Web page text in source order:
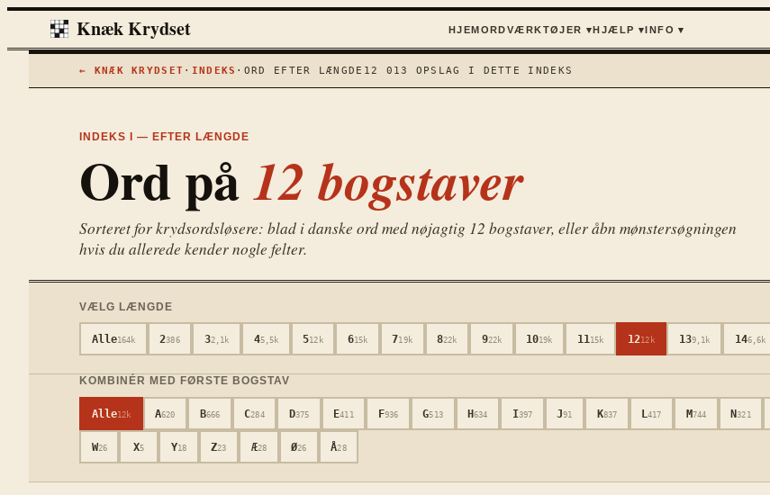
Knæk Krydset HJEM ORDVÆRKTØJER ▾ HJÆLP ▾ INFO ▾
← KNÆK KRYDSET · INDEKS · ORD EFTER LÆNGDE 12 013 OPSLAG I DETTE INDEKS
INDEKS I — EFTER LÆNGDE
Ord på12 bogstaver
Sorteret for krydsordsløsere: blad i danske ord med nøjagtig 12 bogstaver, eller åbn mønstersøgningen
hvis du allerede kender nogle felter.
VÆLG LÆNGDE
Alle164k 2386 32,1k 45,5k 512k 615k 719k 822k 922k 1019k 1115k 1212k 139,1k 146,6k
KOMBINÉR MED FØRSTE BOGSTAV
Alle12k A620 B666 C284 D375 E411 F936 G513 H634 I397 J91 K837 L417 M744 N321
W26 X5 Y18 Z23 Æ28 Ø26 Å28